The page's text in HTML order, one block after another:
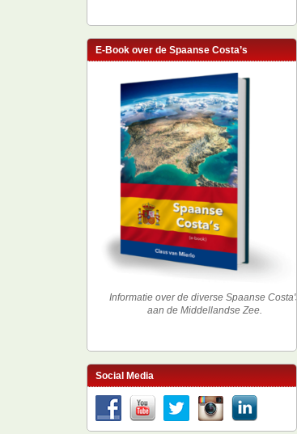
E-Book over de Spaanse Costa’s
Informatie over de diverse Spaanse Costa's
aan de Middellandse Zee.
Social Media